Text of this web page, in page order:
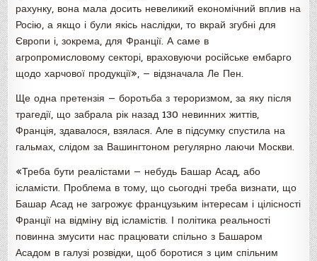
рахунку, вона мала досить невеликий економічний вплив на
Росію, а якщо і були якісь наслідки, то вкрай згубні для
Європи і, зокрема, для Франції. А саме в
агропромисловому секторі, враховуючи російське ембарго
щодо харчової продукції», — відзначала Ле Пен.
Ще одна претензія — боротьба з тероризмом, за яку після
трагедії, що забрала рік назад 130 невинних життів,
Франція, здавалося, взялася. Але в підсумку спустила на
гальмах, слідом за Вашингтоном регулярно лаючи Москви.
«Треба бути реалістами — небудь Башар Асад, або
ісламісти. Проблема в тому, що сьогодні треба визнати, що
Башар Асад не загрожує французьким інтересам і цілісності
Франції на відміну від ісламістів. І політика реальності
повинна змусити нас працювати спільно з Башаром
Асадом в галузі розвідки, щоб боротися з цим спільним